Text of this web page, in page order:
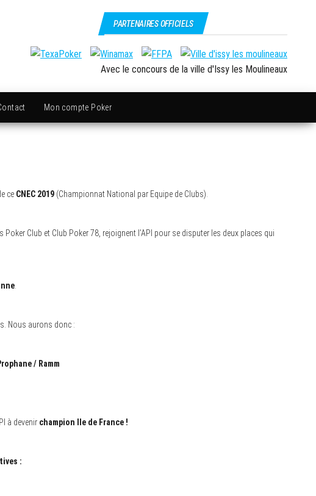
PARTENAIRES OFFICIELS
Avec le concours de la ville d'Issy les Moulineaux
Mon compte Poker
ce CNEC 2019 (Championnat National par Equipe de Clubs).
Club et Club Poker 78, rejoignent l’API pour se disputer les deux places qui
Nous aurons donc :
/ Ramm
à devenir champion Ile de France !
: